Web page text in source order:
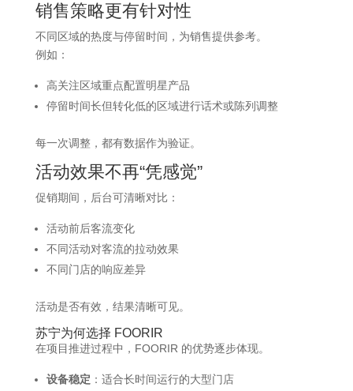
销售策略更有针对性
不同区域的热度与停留时间，为销售提供参考。
例如：
高关注区域重点配置明星产品
停留时间长但转化低的区域进行话术或陈列调整
每一次调整，都有数据作为验证。
活动效果不再“凭感觉”
促销期间，后台可清晰对比：
活动前后客流变化
不同活动对客流的拉动效果
不同门店的响应差异
活动是否有效，结果清晰可见。
苏宁为何选择 FOORIR
在项目推进过程中，FOORIR 的优势逐步体现。
设备稳定 ：适合长时间运行的大型门店